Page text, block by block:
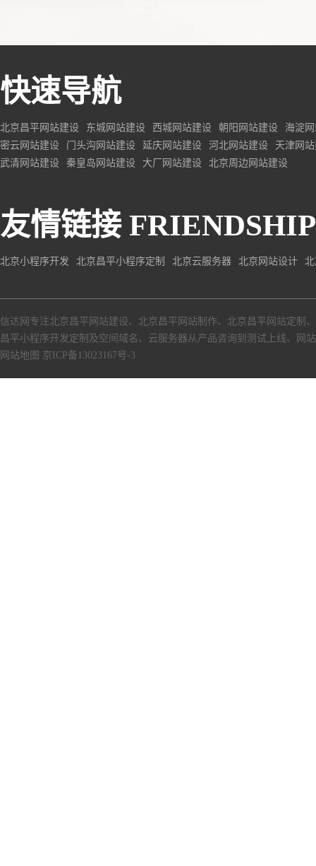
快速导航
北京昌平网站建设 东城网站建设 西城网站建设 朝阳网站建设
海淀
密云网站建设
门头沟网站建设 延庆网站建设 河北网站建设
天津网
武清网站建设
秦皇岛网站建设 大厂网站建设 北京周边网站建设
友情链接
北京小程序开发 北京昌平小程序定制 北京云服务器 北京网站设计
信达网专注北京昌平网站建设、 北京昌平网站制作、 北京昌平网站定制 、
昌平小程序开发定制 及空间域名、 云服务器从产品咨询到测试上线、
网
网站地图 京ICP备13023167号-3